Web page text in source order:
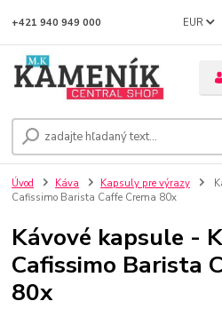
EUR
+421 940 949 000
Úvod Káva Kapsuly pre výrazy
Cafissimo Barista Caffe Crema 80x
Kávové kapsule -
Cafissimo Barista
80x